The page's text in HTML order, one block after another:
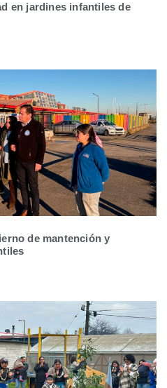
en jardines infantiles de
de mantención y